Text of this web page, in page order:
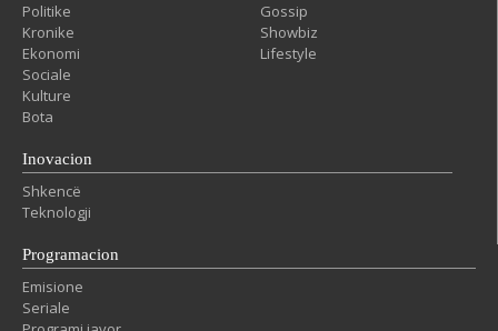
Politike
Kronike
Ekonomi
Sociale
Kulture
Bota
Gossip
Showbiz
Lifestyle
Inovacion
Shkencë
Teknologji
Programacion
Emisione
Seriale